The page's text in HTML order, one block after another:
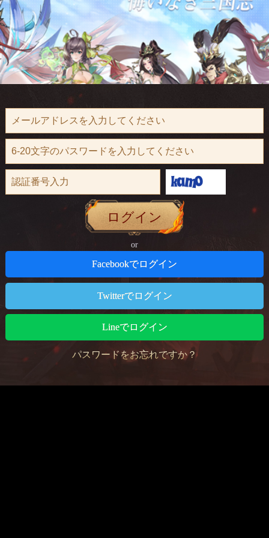
ログイン
or
Facebookでログイン
Twitterでログイン
Lineでログイン
パスワードをお忘れですか？